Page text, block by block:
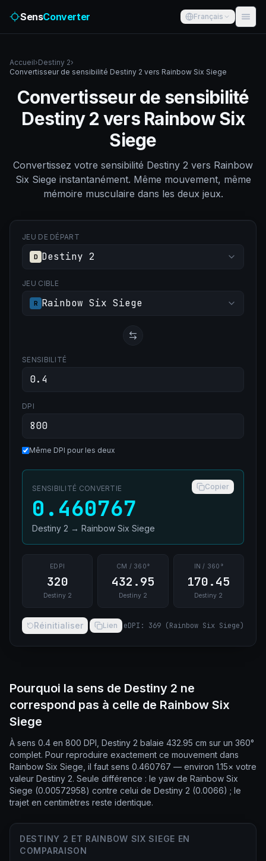
SensConverter Français
Accueil›Destiny 2›
Convertisseur de sensibilité Destiny 2 vers Rainbow Six Siege
Convertisseur de sensibilité
Destiny 2 vers Rainbow Six
Siege
Convertissez votre sensibilité Destiny 2 vers Rainbow
Six Siege instantanément. Même mouvement, même
mémoire musculaire dans les deux jeux.
JEU DE DÉPART
D Destiny 2
JEU CIBLE
R Rainbow Six Siege
SENSIBILITÉ
DPI
Même DPI pour les deux
SENSIBILITÉ CONVERTIE Copier
0.460767
Destiny 2 → Rainbow Six Siege
EDPI
320
Destiny 2
CM / 360°
432.95
Destiny 2
IN / 360°
170.45
Destiny 2
Réinitialiser Lien eDPI : 369 (Rainbow Six Siege)
Pourquoi la sens de Destiny 2 ne
correspond pas à celle de Rainbow Six
Siege
À sens 0.4 en 800 DPI, Destiny 2 balaie 432.95 cm sur un 360°
complet. Pour reproduire exactement ce mouvement dans
Rainbow Six Siege, il faut sens 0.460767 — environ 1.15× votre
valeur Destiny 2. Seule différence : le yaw de Rainbow Six
Siege (0.00572958) contre celui de Destiny 2 (0.0066) ; le
trajet en centimètres reste identique.
DESTINY 2 ET RAINBOW SIX SIEGE EN
COMPARAISON